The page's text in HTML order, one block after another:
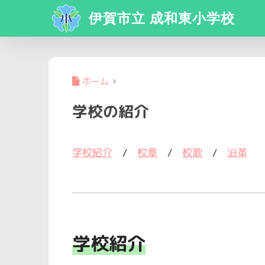
伊賀市立 成和東小学校
ホーム
学校の紹介
学校紹介 / 校章 / 校歌 / 沿革
学校紹介